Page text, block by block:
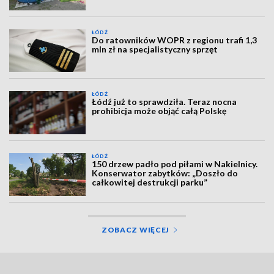
ŁÓDŹ
Do ratowników WOPR z regionu trafi 1,3
mln zł na specjalistyczny sprzęt
ŁÓDŹ
Łódź już to sprawdziła. Teraz nocna
prohibicja może objąć całą Polskę
ŁÓDŹ
150 drzew padło pod piłami w Nakielnicy.
Konserwator zabytków: „Doszło do
całkowitej destrukcji parku”
ZOBACZ WIĘCEJ